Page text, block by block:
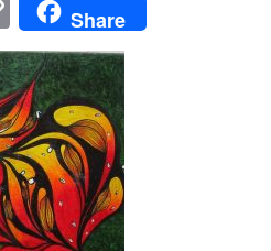
C
o
p
y
Li
n
k
Share